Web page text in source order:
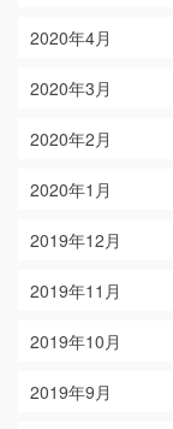
2020年4月
2020年3月
2020年2月
2020年1月
2019年12月
2019年11月
2019年10月
2019年9月